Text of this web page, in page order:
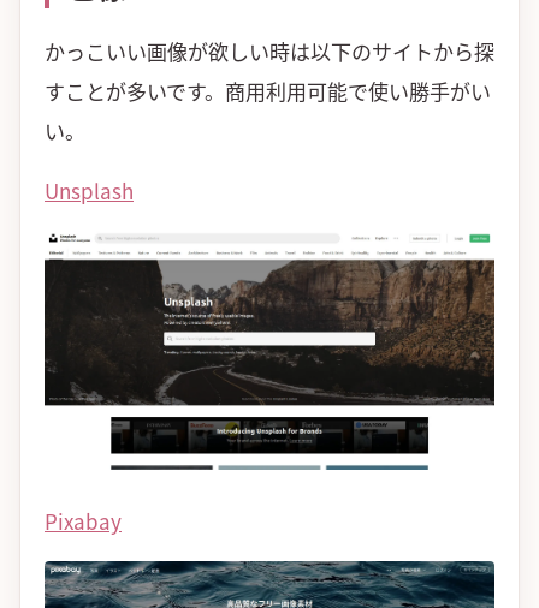
かっこいい画像が欲しい時は以下のサイトから探
すことが多いです。商用利用可能で使い勝手がい
い。
Unsplash
Pixabay